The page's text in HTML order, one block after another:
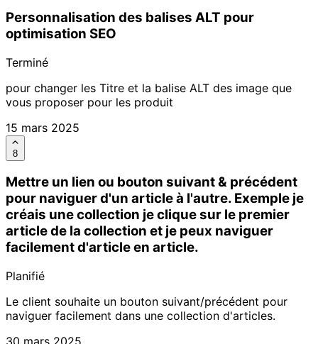
Personnalisation des balises ALT pour
optimisation SEO
Terminé
pour changer les Titre et la balise ALT des image que
vous proposer pour les produit
15 mars 2025
8
Mettre un lien ou bouton suivant & précédent
pour naviguer d'un article à l'autre. Exemple je
créais une collection je clique sur le premier
article de la collection et je peux naviguer
facilement d'article en article.
Planifié
Le client souhaite un bouton suivant/précédent pour
naviguer facilement dans une collection d'articles.